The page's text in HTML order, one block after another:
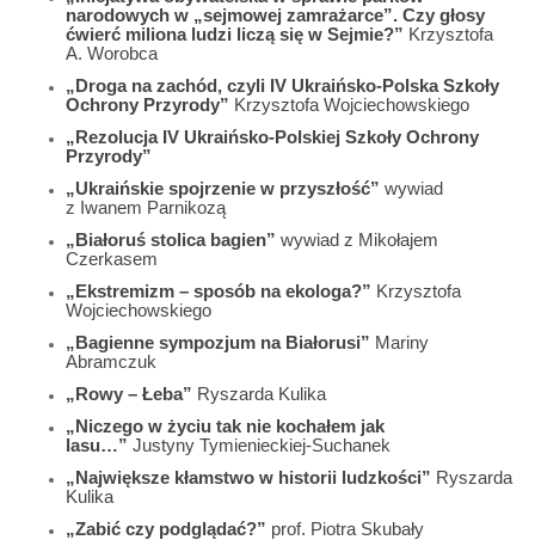
narodowych w „sejmowej zamrażarce”. Czy głosy
ćwierć miliona ludzi liczą się w Sejmie?” Krzysztofa
A. Worobca
„Droga na zachód, czyli IV Ukraińsko-Polska Szkoły
Ochrony Przyrody” Krzysztofa Wojciechowskiego
„Rezolucja IV Ukraińsko-Polskiej Szkoły Ochrony
Przyrody”
„Ukraińskie spojrzenie w przyszłość” wywiad
z Iwanem Parnikozą
„Białoruś stolica bagien” wywiad z Mikołajem
Czerkasem
„Ekstremizm – sposób na ekologa?” Krzysztofa
Wojciechowskiego
„Bagienne sympozjum na Białorusi” Mariny
Abramczuk
„Rowy – Łeba” Ryszarda Kulika
„Niczego w życiu tak nie kochałem jak
lasu…” Justyny Tymienieckiej-Suchanek
„Największe kłamstwo w historii ludzkości” Ryszarda
Kulika
„Zabić czy podglądać?” prof. Piotra Skubały